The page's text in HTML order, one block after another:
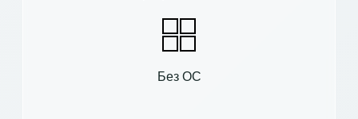
Без ОС